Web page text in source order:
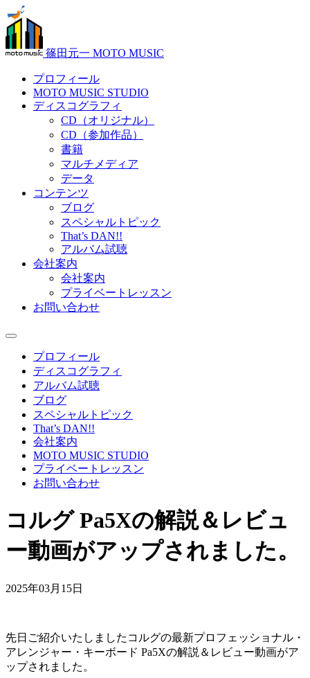
篠田元一 MOTO MUSIC
プロフィール
MOTO MUSIC STUDIO
ディスコグラフィ
CD（オリジナル）
CD（参加作品）
書籍
マルチメディア
データ
コンテンツ
ブログ
スペシャルトピック
That’s DAN!!
アルバム試聴
会社案内
会社案内
プライベートレッスン
お問い合わせ
プロフィール
ディスコグラフィ
アルバム試聴
ブログ
スペシャルトピック
That’s DAN!!
会社案内
MOTO MUSIC STUDIO
プライベートレッスン
お問い合わせ
コルグ Pa5Xの解説＆レビュ
ー動画がアップされました。
2025年03月15日
先日ご紹介いたしましたコルグの最新プロフェッショナル・
アレンジャー・キーボード Pa5Xの解説＆レビュー動画がア
ップされました。